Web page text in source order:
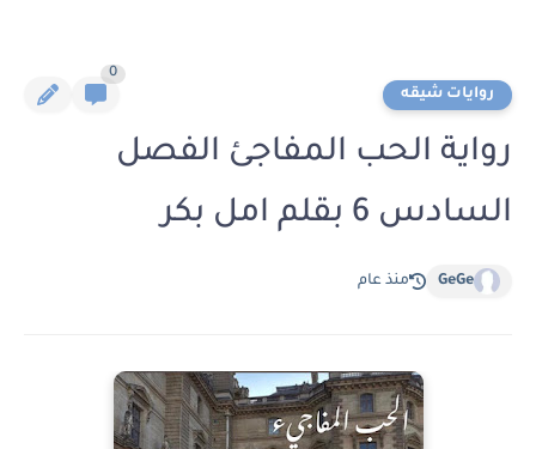
روايات شيقه
0
رواية الحب المفاجئ الفصل
السادس 6 بقلم امل بكر
GeGe منذ عام